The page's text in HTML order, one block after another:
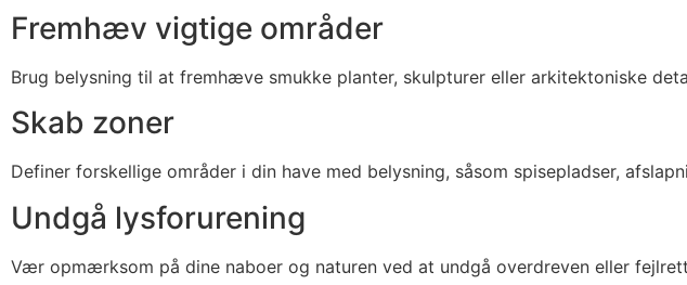
Fremhæv vigtige områder
Brug belysning til at fremhæve smukke planter, skulpturer eller arkitektoniske
Skab zoner
Definer forskellige områder i din have med belysning, såsom spisepladser,
Undgå lysforurening
Vær opmærksom på dine naboer og naturen ved at undgå overdreven eller